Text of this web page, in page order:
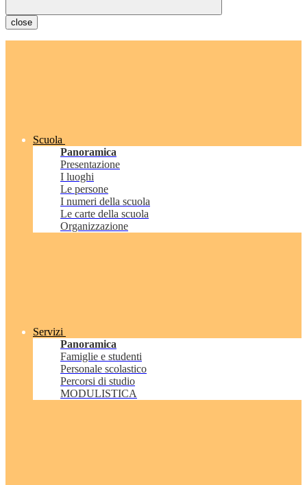
close
Scuola
Panoramica
Presentazione
I luoghi
Le persone
I numeri della scuola
Le carte della scuola
Organizzazione
Servizi
Panoramica
Famiglie e studenti
Personale scolastico
Percorsi di studio
MODULISTICA